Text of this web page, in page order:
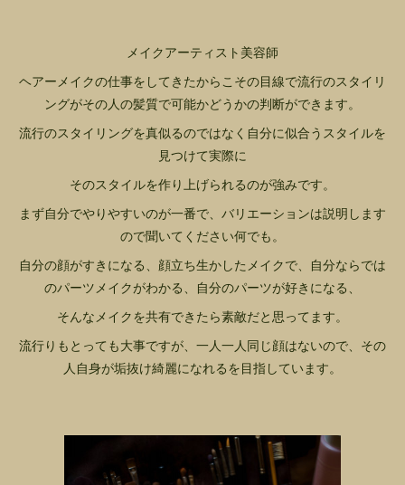
メイクアーティスト美容師
ヘアーメイクの仕事をしてきたからこその目線で流行のスタイリ
ングがその人の髪質で可能かどうかの判断ができます。
流行のスタイリングを真似るのではなく自分に似合うスタイルを
見つけて実際に
そのスタイルを作り上げられるのが強みです。
まず自分でやりやすいのが一番で、バリエーションは説明します
ので聞いてください何でも。
自分の顔がすきになる、顔立ち生かしたメイクで、自分ならでは
のパーツメイクがわかる、自分のパーツが好きになる、
そんなメイクを共有できたら素敵だと思ってます。
流行りもとっても大事ですが、一人一人同じ顔はないので、その
人自身が垢抜け綺麗になれるを目指しています。